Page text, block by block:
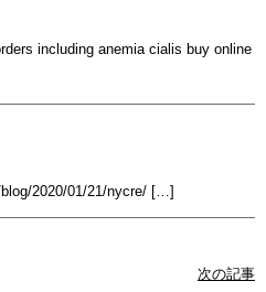
including anemia cialis buy online
2020/01/21/nycre/ […]
次の記事